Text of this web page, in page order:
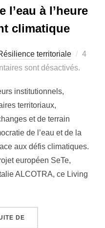
l’eau à l’heure
climatique
territoriale
Publié
4
sont désactivés.
institutionnels,
territoriaux,
et de terrain
de l’eau et de la
aux défis climatiques.
européen SeTe,
ALCOTRA, ce Living
DE